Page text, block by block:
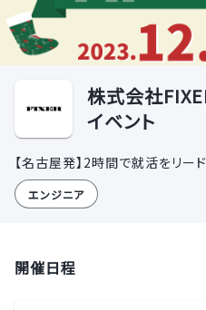
株式会社
イベント
【名古屋発】2時間で就活をリー
エンジニア
開催日程